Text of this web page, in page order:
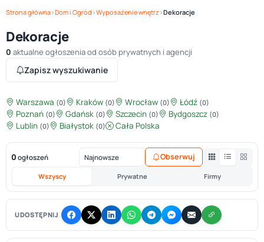
Strona główna›Dom i Ogród ›Wyposażenie wnętrz›Dekoracje
Dekoracje
0 aktualne ogłoszenia od osób prywatnych i agencji
Zapisz wyszukiwanie
Warszawa (0) Kraków (0) Wrocław (0) Łódź (0)
Poznań (0) Gdańsk (0) Szczecin (0) Bydgoszcz (0)
Lublin (0) Białystok (0) Cała Polska
0 ogłoszeń
Wszyscy Prywatne Firmy
Obserwuj
UDOSTĘPNIJ